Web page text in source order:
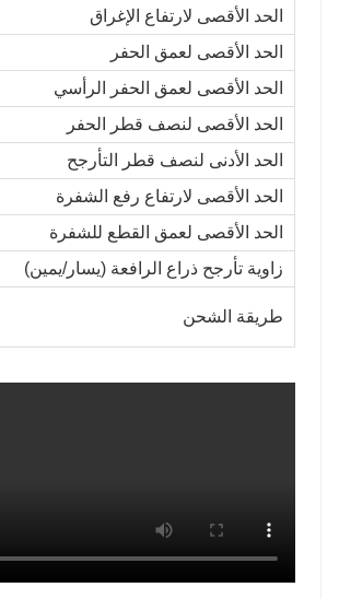
الحد الأقصى لارتفاع الإغراق
الحد الأقصى لعمق الحفر
الحد الأقصى لعمق الحفر الرأسي
الحد الأقصى لنصف قطر الحفر
الحد الأدنى لنصف قطر التأرجح
الحد الأقصى لارتفاع رفع الشفرة
الحد الأقصى لعمق القطع للشفرة
زاوية تأرجح ذراع الرافعة (يسار/يمين)
طريقة الشحن